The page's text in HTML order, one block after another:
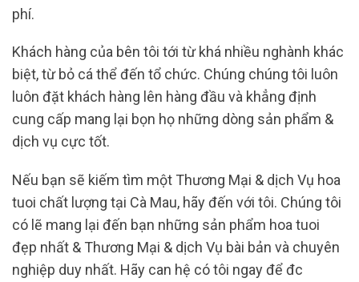
phí.
Khách hàng của bên tôi tới từ khá nhiều nghành khác
biệt, từ bỏ cá thể đến tổ chức. Chúng chúng tôi luôn
luôn đặt khách hàng lên hàng đầu và khẳng định
cung cấp mang lại bọn họ những dòng sản phẩm &
dịch vụ cực tốt.
Nếu bạn sẽ kiếm tìm một Thương Mại & dịch Vụ hoa
tuoi chất lượng tại Cà Mau, hãy đến với tôi. Chúng tôi
có lẽ mang lại đến bạn những sản phẩm hoa tuoi
đẹp nhất & Thương Mại & dịch Vụ bài bản và chuyên
nghiệp duy nhất. Hãy can hệ có tôi ngay để đc